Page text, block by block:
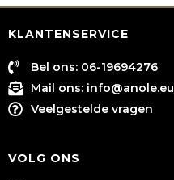
KLANTENSERVICE
Bel ons: 06-19694276
Mail ons: info@anole.eu
Veelgestelde vragen
VOLG ONS